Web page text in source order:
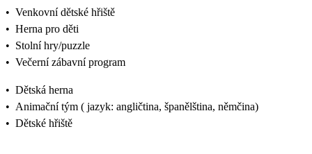
• Venkovní dětské hřiště
• Herna pro děti
• Stolní hry/puzzle
• Večerní zábavní program
• Dětská herna
• Animační tým ( jazyk: angličtina, španělština, němčina)
• Dětské hřiště